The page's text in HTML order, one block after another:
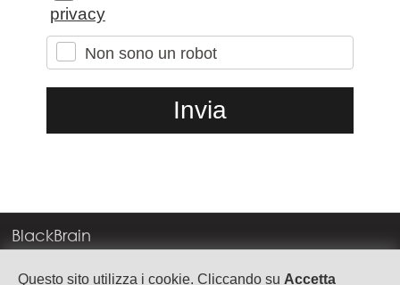
Questo sito utilizza i cookie. Cliccando su Accetta
privacy
Non sono un robot
BlackBrain
Corso Milano, 83